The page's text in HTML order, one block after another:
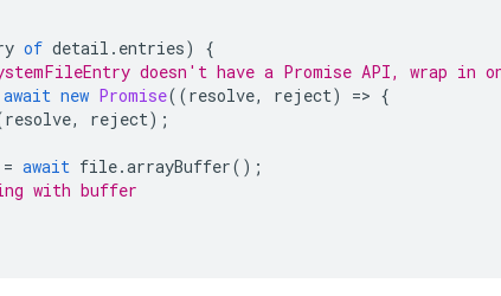
of detail . entries)
{
doesn't have a Promise API, wrap in
await new Promise((resolve, reject) => {
resolve, reject);
= await file.arrayBuffer();
with buffer